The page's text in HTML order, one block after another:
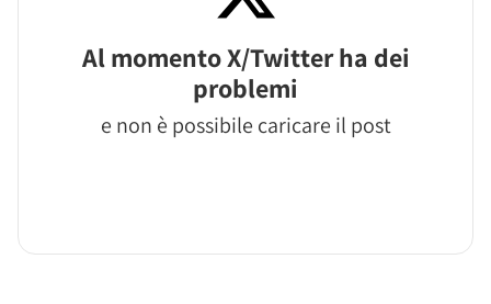
Al momento X/Twitter ha dei
problemi
e non è possibile caricare il post